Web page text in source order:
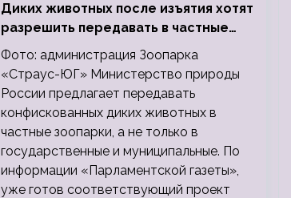
Диких животных после изъятия хотят
разрешить передавать в частные
зоопарки
Фото: администрация Зоопарка
«Страус-ЮГ» Министерство природы
России предлагает передавать
конфискованных диких животных в
частные зоопарки, а не только в
государственные и муниципальные. По
информации «Парламентской газеты»,
уже готов соответствующий проект